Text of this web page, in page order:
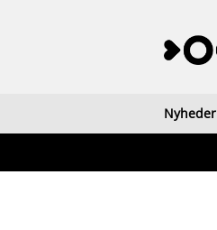
Nyheder